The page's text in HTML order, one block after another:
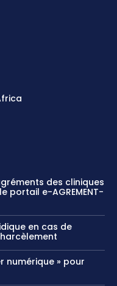
des cliniques
portail e-AGREMENT-
en cas de
numérique » pour